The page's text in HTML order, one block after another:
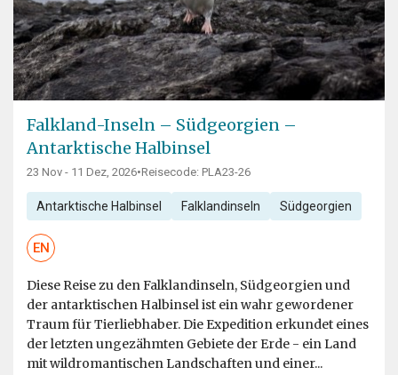
Falkland-Inseln – Südgeorgien –
Antarktische Halbinsel
23 Nov - 11 Dez, 2026•Reisecode: PLA23-26
Antarktische Halbinsel Falklandinseln Südgeorgien
EN
Diese Reise zu den Falklandinseln, Südgeorgien und
der antarktischen Halbinsel ist ein wahr gewordener
Traum für Tierliebhaber. Die Expedition erkundet eines
der letzten ungezähmten Gebiete der Erde - ein Land
mit wildromantischen Landschaften und einer...